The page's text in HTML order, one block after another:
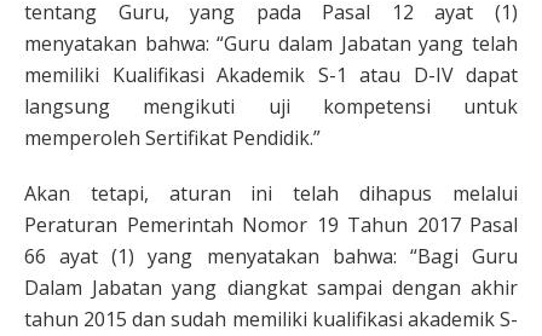
tentang Guru, yang pada Pasal 12 ayat (1)
menyatakan bahwa: “Guru dalam Jabatan yang telah
memiliki Kualifikasi Akademik S-1 atau D-IV dapat
langsung mengikuti uji kompetensi untuk
memperoleh Sertifikat Pendidik.”
Akan tetapi, aturan ini telah dihapus melalui
Peraturan Pemerintah Nomor 19 Tahun 2017 Pasal
66 ayat (1) yang menyatakan bahwa: “Bagi Guru
Dalam Jabatan yang diangkat sampai dengan akhir
tahun 2015 dan sudah memiliki kualifikasi akademik S-